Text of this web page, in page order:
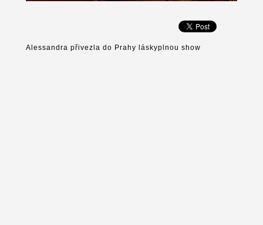
Alessandra přivezla do Prahy láskyplnou show